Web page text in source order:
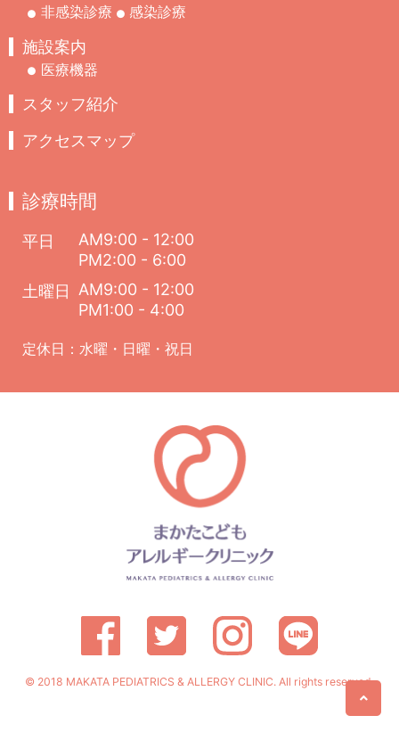
非感染診療 感染診療
施設案内
医療機器
スタッフ紹介
アクセスマップ
診療時間
平日
AM9:00 - 12:00
PM2:00 - 6:00
土曜日
AM9:00 - 12:00
PM1:00 - 4:00
定休日：水曜・日曜・祝日
© 2018 MAKATA PEDIATRICS & ALLERGY CLINIC. All rights reserved.